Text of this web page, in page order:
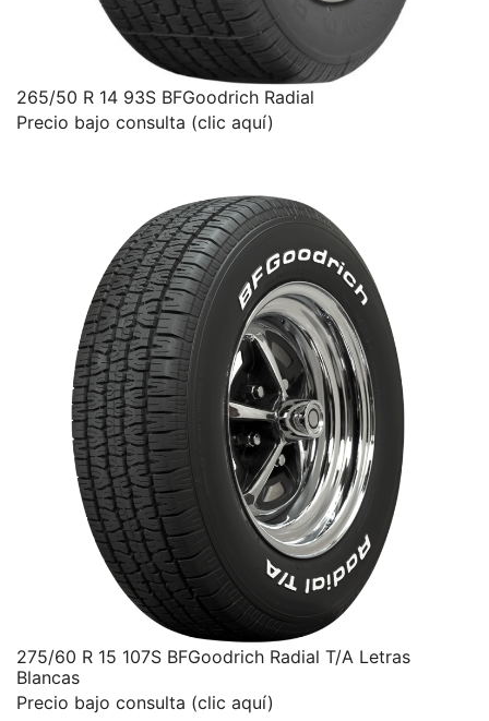
265/50 R 14 93S BFGoodrich Radial
Precio bajo consulta (clic aquí)
275/60 R 15 107S BFGoodrich Radial T/A Letras
Blancas
Precio bajo consulta (clic aquí)